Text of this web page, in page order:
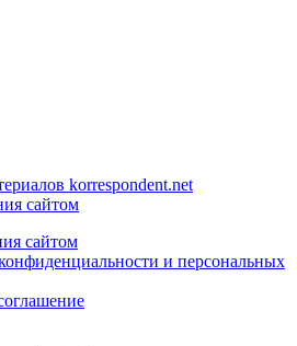
korrespondent.net
сайтом
сайтом
и персональных